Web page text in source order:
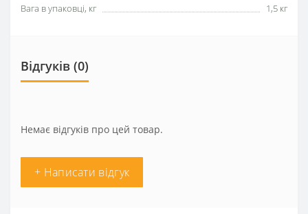
Вага в упаковці, кг
1,5 кг
Відгуків (0)
Немає відгуків про цей товар.
+ Написати відгук